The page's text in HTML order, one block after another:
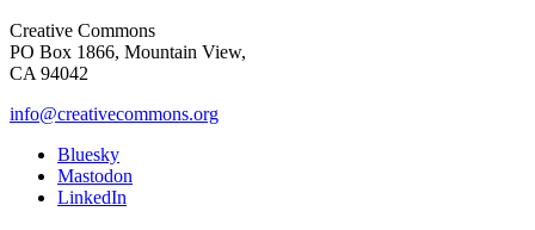
Creative Commons
PO Box 1866, Mountain View,
CA 94042
info@creativecommons.org
Bluesky
Mastodon
LinkedIn